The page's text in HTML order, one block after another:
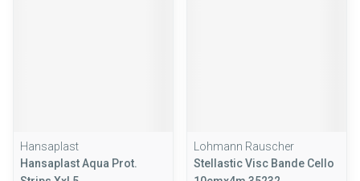
Hansaplast
Hansaplast Aqua Prot.
Lohmann Rauscher
Stellastic Visc Bande Cello